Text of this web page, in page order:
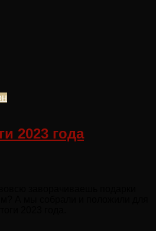
2023 года